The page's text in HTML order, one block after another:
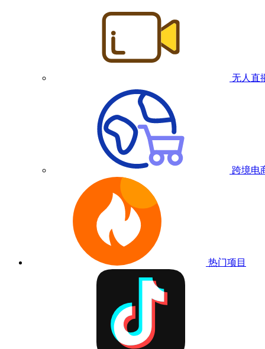
无人直
跨境电
热门项目